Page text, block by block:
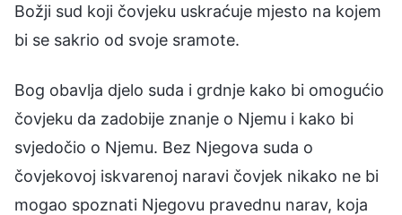
Božji sud koji čovjeku uskraćuje mjesto na kojem
bi se sakrio od svoje sramote.
Bog obavlja djelo suda i grdnje kako bi omogućio
čovjeku da zadobije znanje o Njemu i kako bi
svjedočio o Njemu. Bez Njegova suda o
čovjekovoj iskvarenoj naravi čovjek nikako ne bi
mogao spoznati Njegovu pravednu narav, koja